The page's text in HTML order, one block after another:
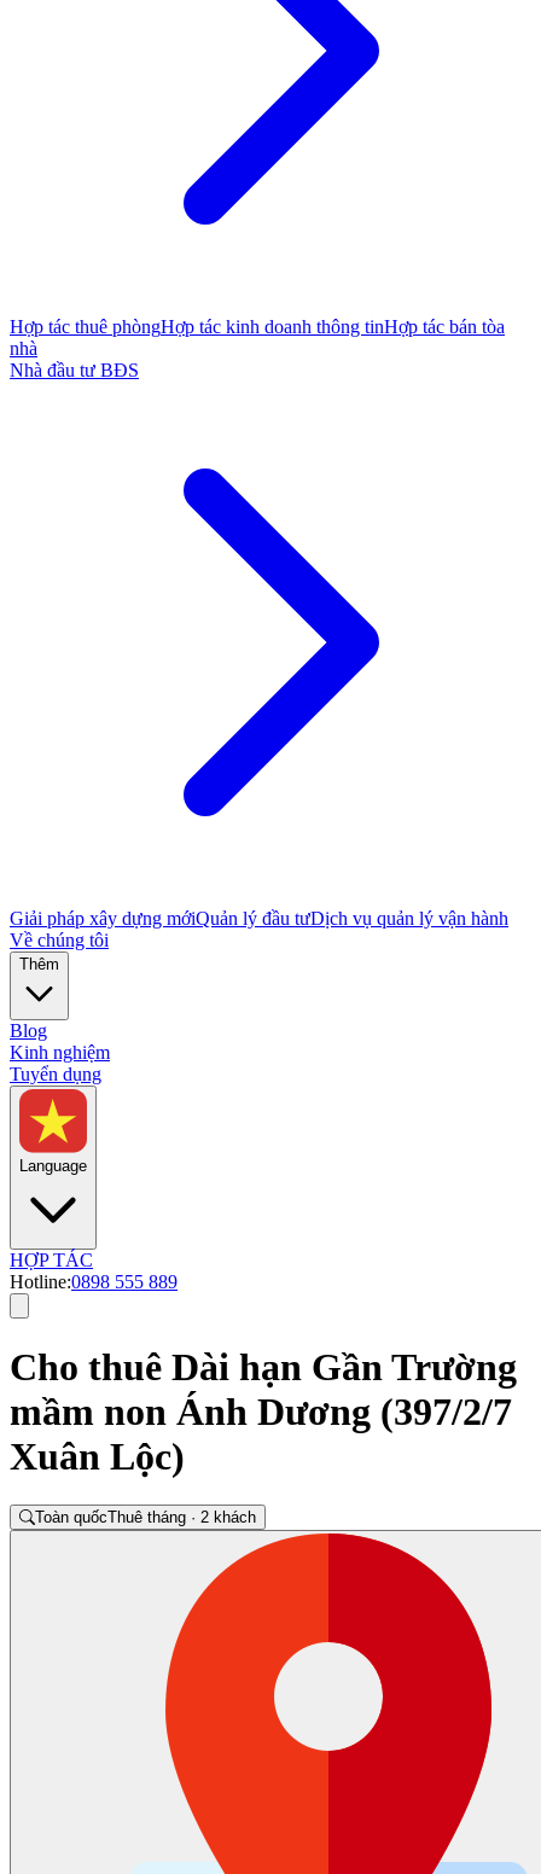
Hợp tác thuê phòngHợp tác kinh doanh thông tinHợp tác bán tòa
nhà
Nhà đầu tư BĐS
Giải pháp xây dựng mớiQuản lý đầu tưDịch vụ quản lý vận hành
Về chúng tôi
Thêm
Blog
Kinh nghiệm
Tuyển dụng
Language
HỢP TÁC
Hotline:0898 555 889
Cho thuê Dài hạn Gần Trường
mầm non Ánh Dương (397/2/7
Xuân Lộc)
Toàn quốcThuê tháng · 2 khách